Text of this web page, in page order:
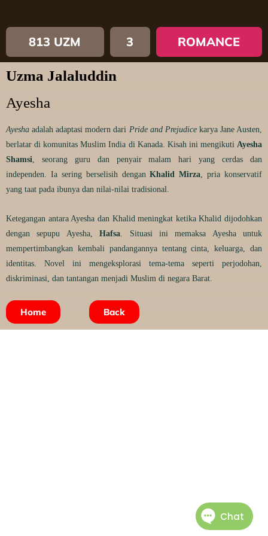
813 UZM 3 ROMANCE
Uzma Jalaluddin
Ayesha
Ayesha adalah adaptasi modern dari Pride and Prejudicekarya Jane Austen,
berlatar di komunitas Muslim India di Kanada. Kisah ini mengikuti Ayesha
Shamsi, seorang guru dan penyair malam hari yang cerdas dan
independen. Ia sering berselisih denganKhalid Mirza, pria konservatif
yang taat pada ibunya dan nilai-nilai tradisional.
Ketegangan antara Ayesha dan Khalid meningkat ketika Khalid dijodohkan
dengan sepupu Ayesha,Hafsa . Situasi ini memaksa Ayesha untuk
mempertimbangkan kembali pandangannya tentang cinta, keluarga, dan
identitas. Novel ini mengeksplorasi tema-tema seperti perjodohan,
diskriminasi, dan tantangan menjadi Muslim di negara Barat.
Home Back